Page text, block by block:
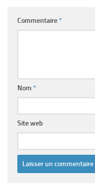
Commentaire*
Nom *
Site web